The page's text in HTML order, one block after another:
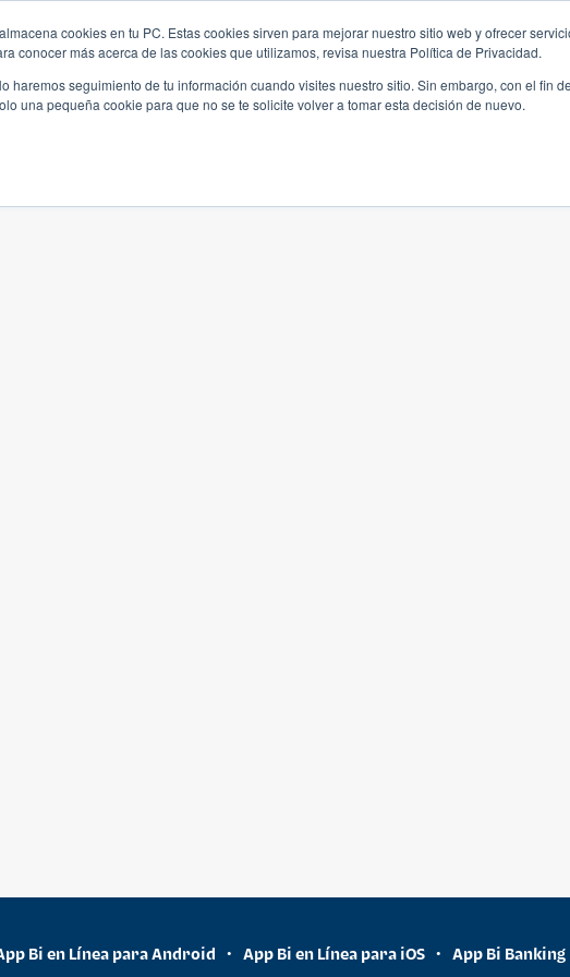
cookies en tu PC. Estas cookies sirven para mejorar nuestro sitio web y ofrecer
conocer más acerca de las cookies que utilizamos, revisa nuestra Política de Privacidad.
haremos seguimiento de tu información cuando visites nuestro sitio. Sin embargo, con el fin
una pequeña cookie para que no se te solicite volver a tomar esta decisión de nuevo.
Bi en Línea para Android • App Bi en Línea para iOS • App Bi